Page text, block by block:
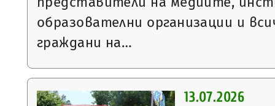
образователни организации и
граждани на…
13.07.2026